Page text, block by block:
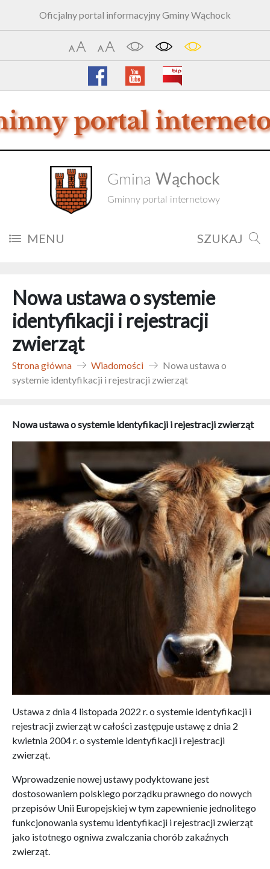
Oficjalny portal informacyjny Gminy Wąchock
Gmina Wąchock
Gminny portal internetowy
MENU SZUKAJ
Nowa ustawa o systemie
identyfikacji i rejestracji
zwierząt
Strona główna Wiadomości
Nowa ustawa o
systemie identyfikacji i rejestracji zwierząt
Nowa ustawa o systemie identyfikacji i rejestracji zwierząt
Ustawa z dnia 4 listopada 2022 r. o systemie identyfikacji i
rejestracji zwierząt w całości zastępuje ustawę z dnia 2
kwietnia 2004 r. o systemie identyfikacji i rejestracji
zwierząt.
Wprowadzenie nowej ustawy podyktowane jest
dostosowaniem polskiego porządku prawnego do nowych
przepisów Unii Europejskiej w tym zapewnienie jednolitego
funkcjonowania systemu identyfikacji i rejestracji zwierząt
jako istotnego ogniwa zwalczania chorób zakaźnych
zwierząt.